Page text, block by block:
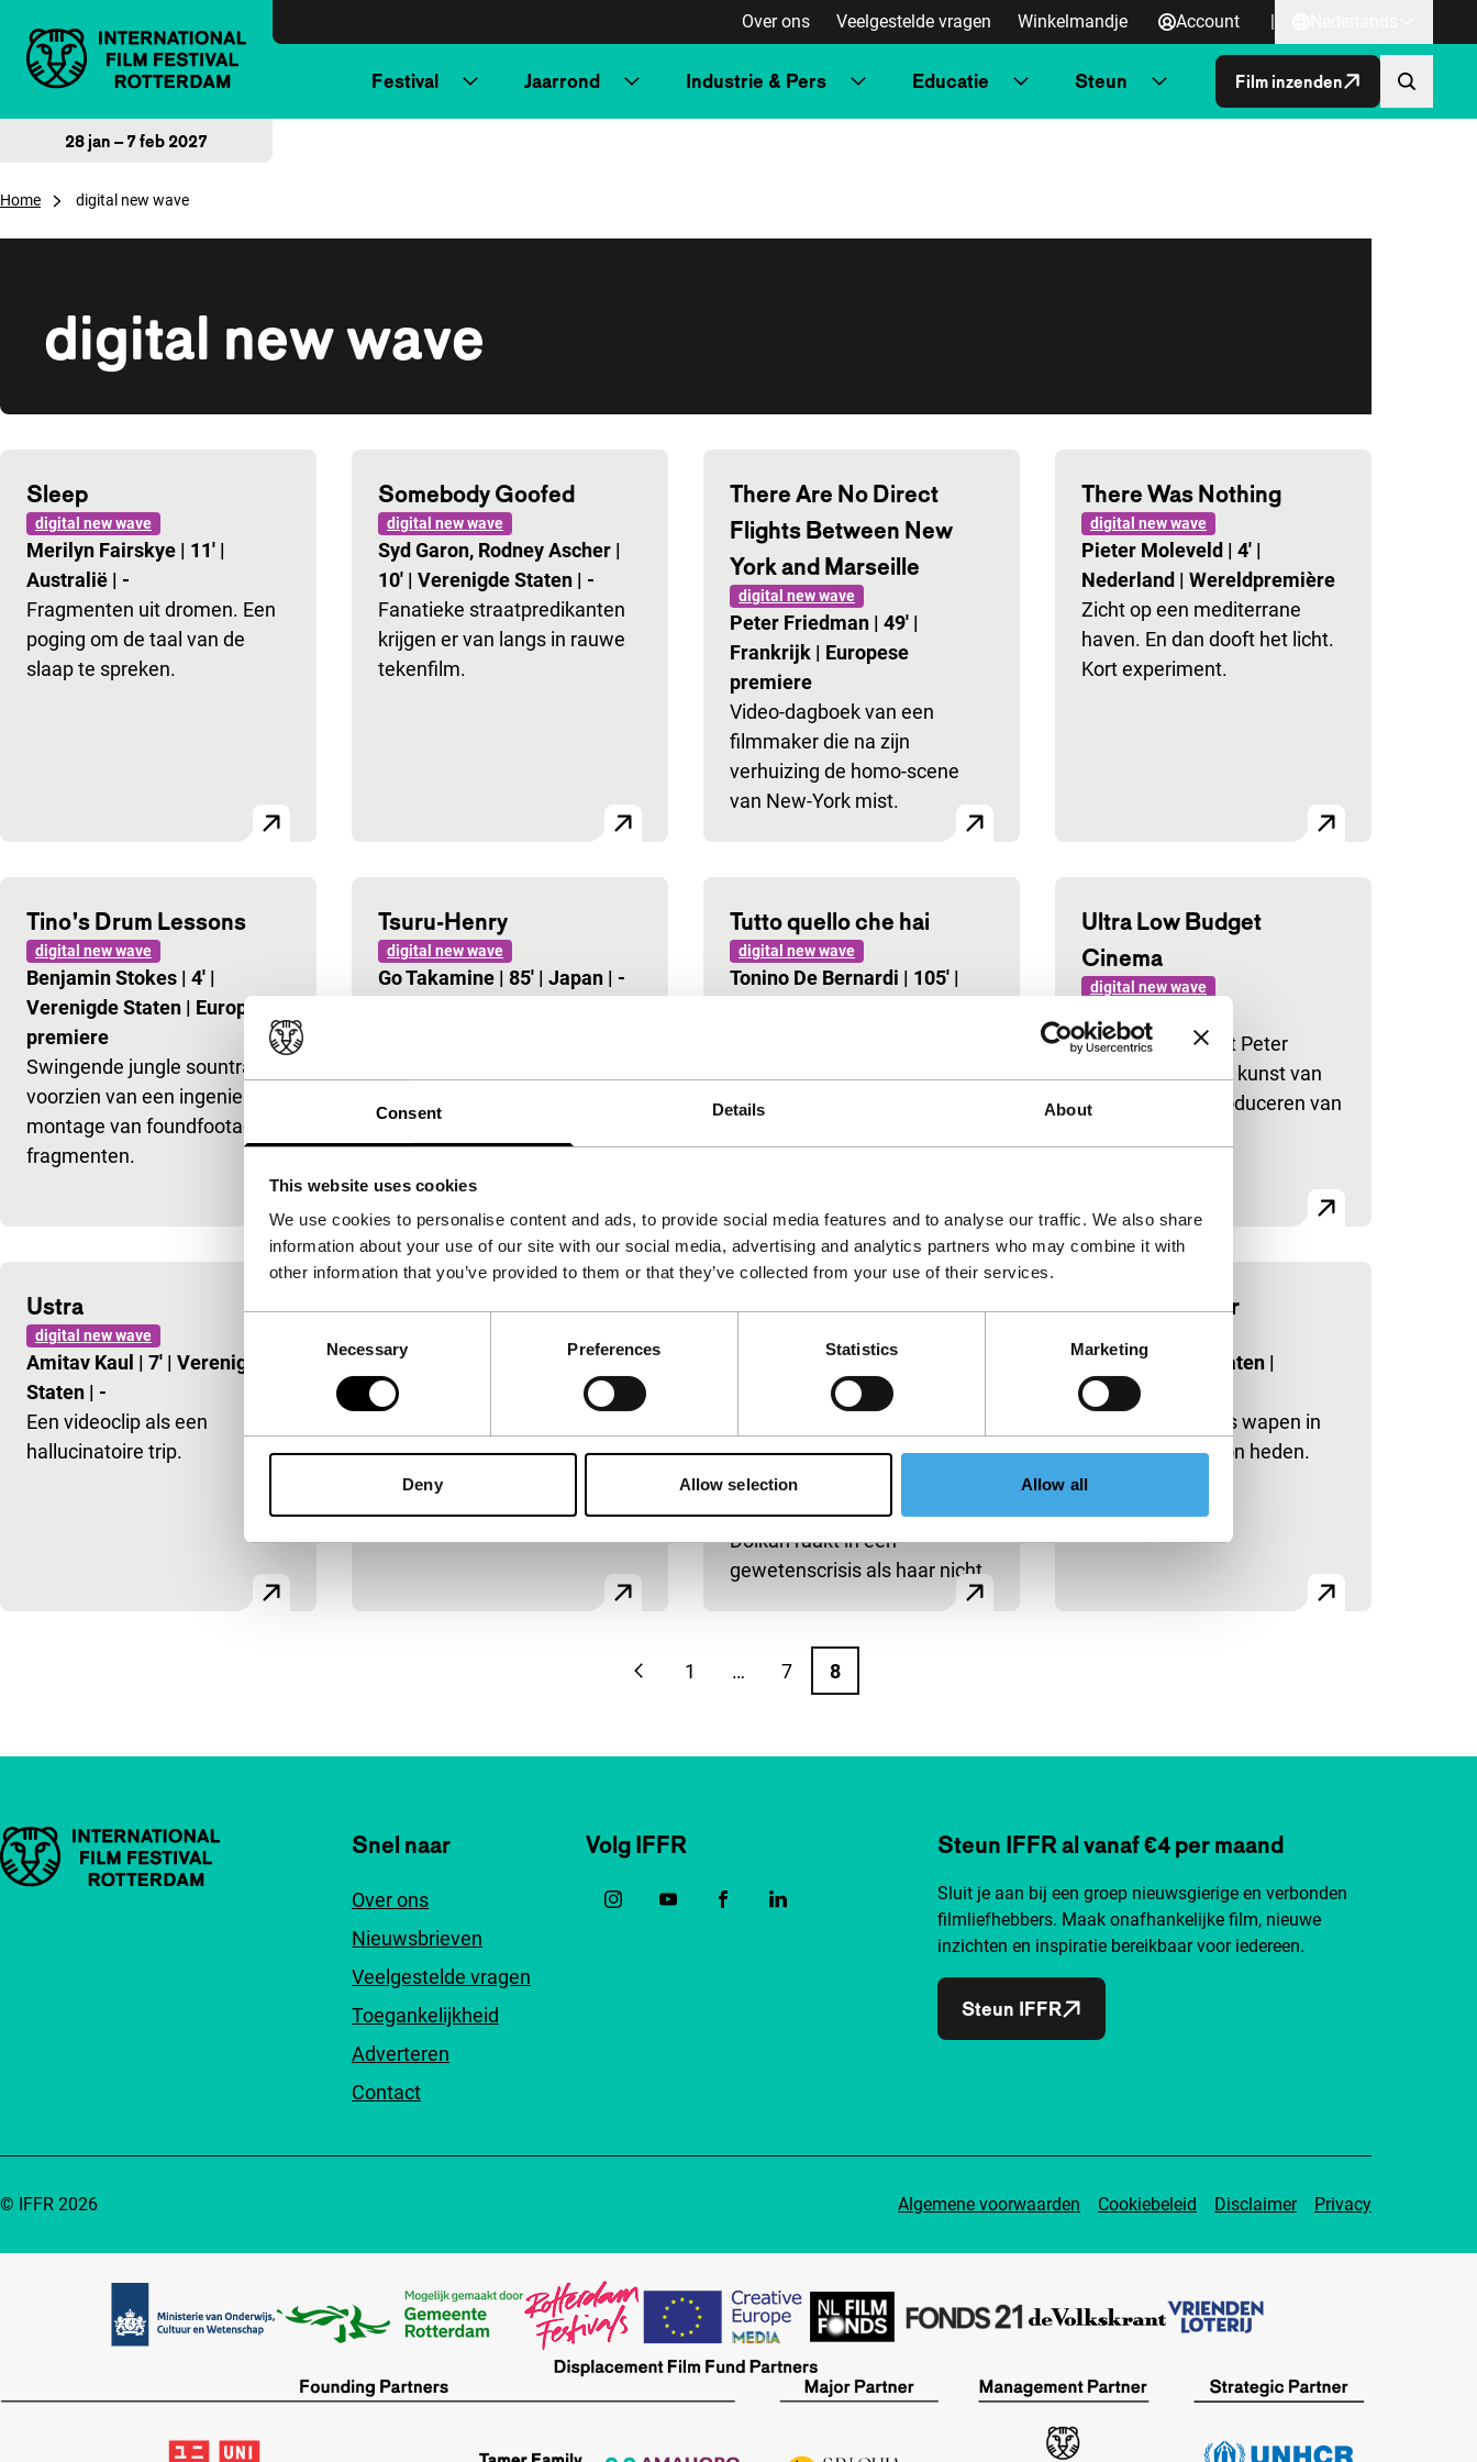
Consent Details About
This website uses cookies
We use cookies to personalise content and ads, to provide social media features and to analyse our traffic. We also share
information about your use of our site with our social media, advertising and analytics partners who may combine it with
other information that you’ve provided to them or that they’ve collected from your use of their services.
Necessary Preferences Statistics Marketing
Deny Allow selection Allow all
Over ons Veelgestelde vragen Winkelmandje Account |
Festival Jaarrond Industrie & Pers Educatie Steun Film inzenden
28 jan – 7 feb 2027
Home digital new wave
digital new wave
Sleep
digital new wave
Merilyn Fairskye | 11' |
Australië | -
Fragmenten uit dromen. Een
poging om de taal van de
slaap te spreken.
Somebody Goofed
digital new wave
Syd Garon, Rodney Ascher |
10' | Verenigde Staten | -
Fanatieke straatpredikanten
krijgen er van langs in rauwe
tekenfilm.
There Are No Direct
Flights Between New
York and Marseille
digital new wave
Peter Friedman | 49' |
Frankrijk | Europese
premiere
Video-dagboek van een
filmmaker die na zijn
verhuizing de homo-scene
van New-York mist.
There Was Nothing
digital new wave
Pieter Moleveld | 4' |
Nederland | Wereldpremière
Zicht op een mediterrane
haven. En dan dooft het licht.
Kort experiment.
Tino’s Drum Lessons
digital new wave
Benjamin Stokes | 4' |
Verenigde Staten | Europese
premiere
Swingende jungle sountrack
voorzien van een ingenieuze
montage van foundfootage
fragmenten.
Tsuru-Henry
digital new wave
Go Takamine | 85' | Japan | -
verward. Zangeres Tsuru
Tutto quello che hai
digital new wave
Tonino De Bernardi | 105' |
Ultra Low Budget
Cinema
digital new wave
Lezing van expert Peter
Broderick over de kunst van
het goedkoop produceren van
Ustra
digital new wave
Amitav Kaul | 7' | Verenigde
Staten | -
Een videoclip als een
hallucinatoire trip.
The Waiting Room
Ninon Liotet, Olivier
Schulbaum
Duitsland
vrijplaats op het internet.
Windhorse
Paul Wagner|97'|
Europese premiere
gedraaide documentaire-
achtige speelfilm. De voor de
Chinezen werkende zangeres
Dolkan raakt in een
gewetenscrisis als haar nicht
Wonder Spider
8'|Verenigde Staten |
Wereldpremière
Nieuwe media als wapen in
een science-fiction heden.
Vorige pagina
Pagina
1 …
Pagina
7
Pagina
8
Belangrijke links Snel naar
Over ons
Nieuwsbrieven
Veelgestelde vragen
Toegankelijkheid
Adverteren
Contact
Volg IFFR Steun IFFR al vanaf €4 per maand
Sluit je aan bij een groep nieuwsgierige en verbonden
filmliefhebbers. Maak onafhankelijke film, nieuwe
inzichten en inspiratie bereikbaar voor iedereen.
Steun IFFR
Algemene voorwaarden Cookiebeleid Disclaimer Privacy
© IFFR 2026